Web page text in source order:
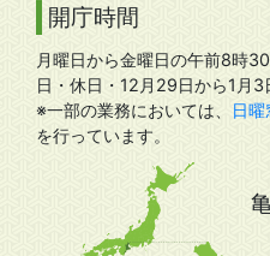
開庁時間
月曜日から金曜日の午前8時
日・休日・12月29日から1月3
※一部の業務においては、
日曜
を行っています。